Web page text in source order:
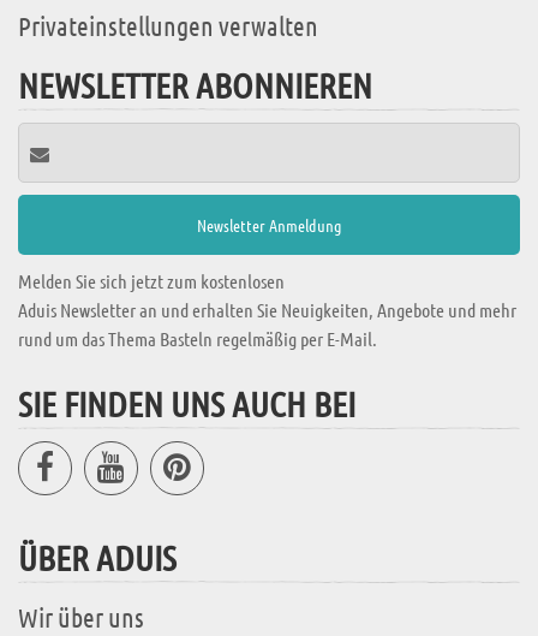
Privateinstellungen verwalten
NEWSLETTER ABONNIEREN
Melden Sie sich jetzt zum kostenlosen
Aduis Newsletter an und erhalten Sie Neuigkeiten, Angebote und mehr
rund um das Thema Basteln regelmäßig per E-Mail.
SIE FINDEN UNS AUCH BEI
ÜBER ADUIS
Wir über uns